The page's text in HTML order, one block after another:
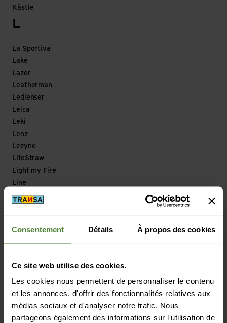
Consentement Détails À propos des cookies
Ce site web utilise des cookies.
Les cookies nous permettent de personnaliser le contenu
et les annonces, d'offrir des fonctionnalités relatives aux
médias sociaux et d'analyser notre trafic. Nous
partageons également des informations sur l'utilisation de
Kästle
L
La Sportiva
Lake
Lazer
Leatherman
Ledlenser
Leica
Leki
Lenz
Lezyne
LifeStraw
Light my Fire
Line
Lizard
Look
Looking for Wild
Lowe Alpine
Lowepro
LuCycle
Lundhags
Lyofood